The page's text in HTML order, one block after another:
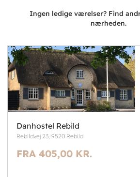
Ingen ledige værelser? Find
nærheden.
Danhostel Rebild
Rebildvej 23, 9520 Rebild
FRA 405,00 KR.